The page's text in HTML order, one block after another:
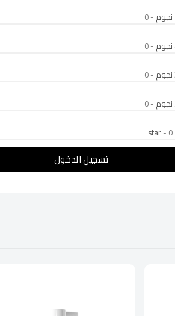
- 0
- 0
- 0
- 0
- 0
تسجيل الدخول